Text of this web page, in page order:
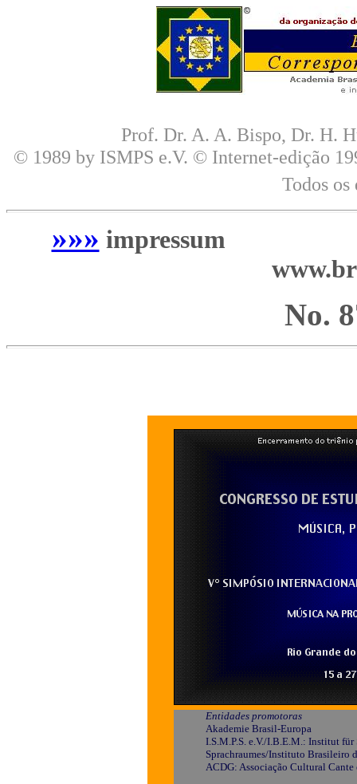
Prof. Dr. A. A. Bispo, Dr. H.
© 1989 by ISMPS e.V. © Internet-edição
Todos os
»»» impressum
No.
Entidades promotoras
Akademie Brasil-Europa
I.S.M.P.S. e.V./I.B.E.M.: Institut
Sprachraumes/Instituto Brasileiro
ACDG: Associação Cultural Cante